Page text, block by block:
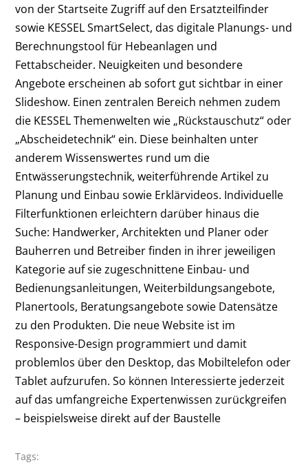
von der Startseite Zugriff auf den Ersatzteilfinder
sowie KESSEL SmartSelect, das digitale Planungs- und
Berechnungstool für Hebeanlagen und
Fettabscheider. Neuigkeiten und besondere
Angebote erscheinen ab sofort gut sichtbar in einer
Slideshow. Einen zentralen Bereich nehmen zudem
die KESSEL Themenwelten wie „Rückstauschutz“ oder
„Abscheidetechnik“ ein. Diese beinhalten unter
anderem Wissenswertes rund um die
Entwässerungstechnik, weiterführende Artikel zu
Planung und Einbau sowie Erklärvideos. Individuelle
Filterfunktionen erleichtern darüber hinaus die
Suche: Handwerker, Architekten und Planer oder
Bauherren und Betreiber finden in ihrer jeweiligen
Kategorie auf sie zugeschnittene Einbau- und
Bedienungsanleitungen, Weiterbildungsangebote,
Planertools, Beratungsangebote sowie Datensätze
zu den Produkten. Die neue Website ist im
Responsive-Design programmiert und damit
problemlos über den Desktop, das Mobiltelefon oder
Tablet aufzurufen. So können Interessierte jederzeit
auf das umfangreiche Expertenwissen zurückgreifen
– beispielsweise direkt auf der Baustelle
Tags: